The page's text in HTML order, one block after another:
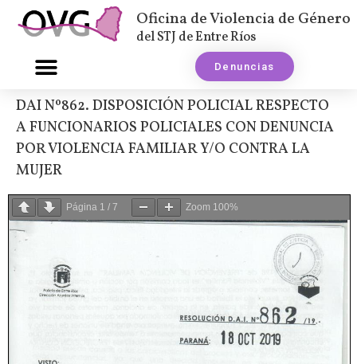
Oficina de Violencia de Género
del STJ de Entre Ríos
Denuncias
DAI Nº862. DISPOSICIÓN POLICIAL RESPECTO
A FUNCIONARIOS POLICIALES CON DENUNCIA
POR VIOLENCIA FAMILIAR Y/O CONTRA LA
MUJER
Página 1 / 7 Zoom 100%